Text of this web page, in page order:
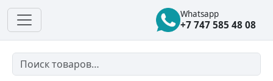
Whatsapp
+7 747 585 48 08